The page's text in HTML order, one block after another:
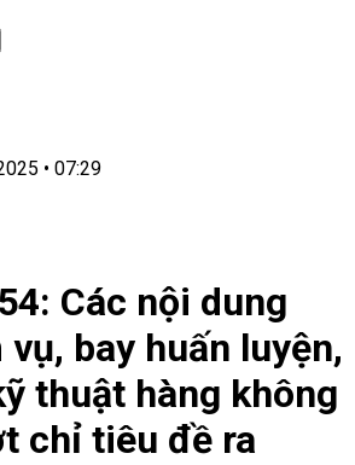
• 07:29
Các nội dung
bay huấn luyện,
thuật hàng không
chỉ tiêu đề ra